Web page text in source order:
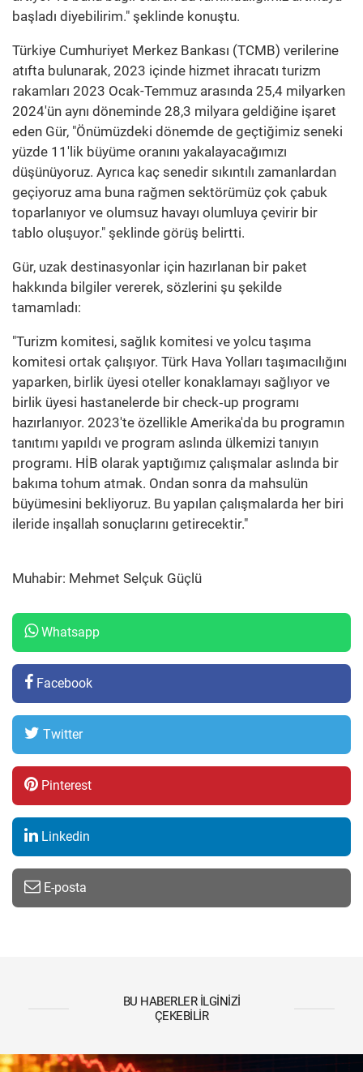
başladı diyebilirim." şeklinde konuştu.
Türkiye Cumhuriyet Merkez Bankası (TCMB) verilerine
atıfta bulunarak, 2023 içinde hizmet ihracatı turizm
rakamları 2023 Ocak-Temmuz arasında 25,4 milyarken
2024'ün aynı döneminde 28,3 milyara geldiğine işaret
eden Gür, "Önümüzdeki dönemde de geçtiğimiz seneki
yüzde 11'lik büyüme oranını yakalayacağımızı
düşünüyoruz. Ayrıca kaç senedir sıkıntılı zamanlardan
geçiyoruz ama buna rağmen sektörümüz çok çabuk
toparlanıyor ve olumsuz havayı olumluya çevirir bir
tablo oluşuyor." şeklinde görüş belirtti.
Gür, uzak destinasyonlar için hazırlanan bir paket
hakkında bilgiler vererek, sözlerini şu şekilde
tamamladı:
"Turizm komitesi, sağlık komitesi ve yolcu taşıma
komitesi ortak çalışıyor. Türk Hava Yolları taşımacılığını
yaparken, birlik üyesi oteller konaklamayı sağlıyor ve
birlik üyesi hastanelerde bir check‐up programı
hazırlanıyor. 2023'te özellikle Amerika'da bu programın
tanıtımı yapıldı ve program aslında ülkemizi tanıyın
programı. HİB olarak yaptığımız çalışmalar aslında bir
bakıma tohum atmak. Ondan sonra da mahsulün
büyümesini bekliyoruz. Bu yapılan çalışmalarda her biri
ileride inşallah sonuçlarını getirecektir."
Muhabir: Mehmet Selçuk Güçlü
Whatsapp
Facebook
Twitter
Pinterest
Linkedin
E-posta
BU HABERLER İLGINIZI
ÇEKEBILIR